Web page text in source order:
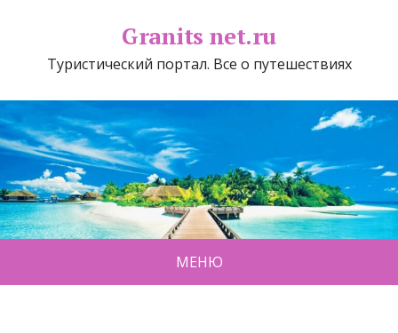
Granits net.ru
Туристический портал. Все о путешествиях
МЕНЮ